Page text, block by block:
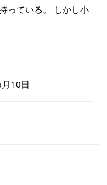
っている。 しかし小
10日